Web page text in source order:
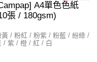
A4單色色紙
張 / 180gsm)
黃 / 粉紅 / 粉紫 / 粉藍 / 紛綠 /
/ 紫 / 橙 / 紅 / 白